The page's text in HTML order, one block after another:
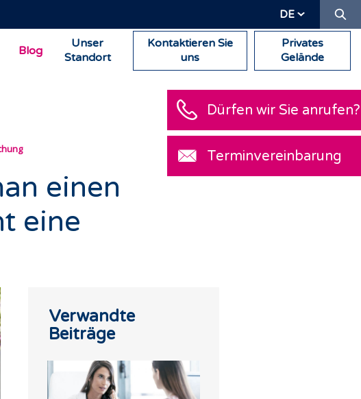
DE
Blog
Unser
Standort
Kontaktieren Sie
uns
Privates
Gelände
einen
eine
Verwandte
Beiträge
Dürfen wir Sie anrufen?
Terminvereinbarung